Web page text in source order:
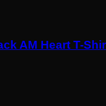
AM Heart T-